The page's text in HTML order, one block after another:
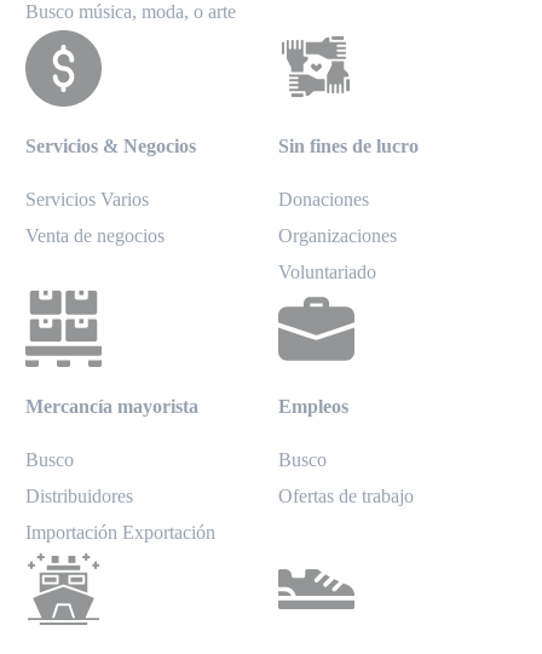
Busco música, moda, o arte
Servicios & Negocios
Servicios Varios
Venta de negocios
Sin fines de lucro
Donaciones
Organizaciones
Voluntariado
Mercancía mayorista
Busco
Distribuidores
Importación Exportación
Empleos
Busco
Ofertas de trabajo